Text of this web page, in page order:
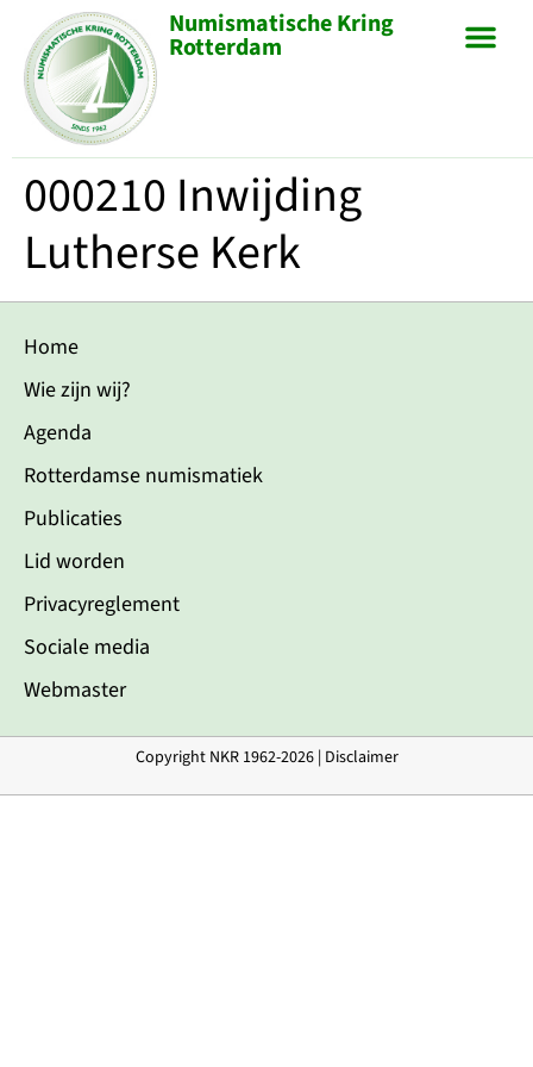
Numismatische Kring
Rotterdam
000210 Inwijding
Lutherse Kerk
Home
Wie zijn wij?
Agenda
Rotterdamse numismatiek
Publicaties
Lid worden
Privacyreglement
Sociale media
Webmaster
Copyright NKR 1962-2026 | Disclaimer